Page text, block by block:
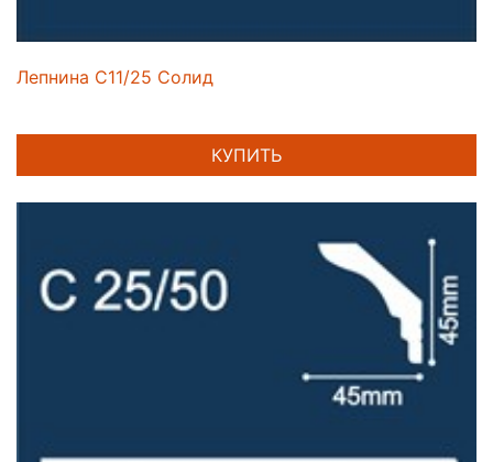
Лепнина C11/25 Солид
КУПИТЬ